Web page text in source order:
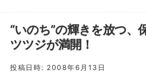
“いのち”の輝きを放つ、
ツツジが満開！
投稿日時: 2008年6月13日